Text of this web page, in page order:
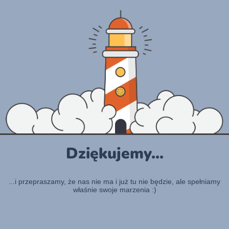
Dziękujemy...
...i przepraszamy, że nas nie ma i już tu nie będzie, ale spełniamy
właśnie swoje marzenia :)